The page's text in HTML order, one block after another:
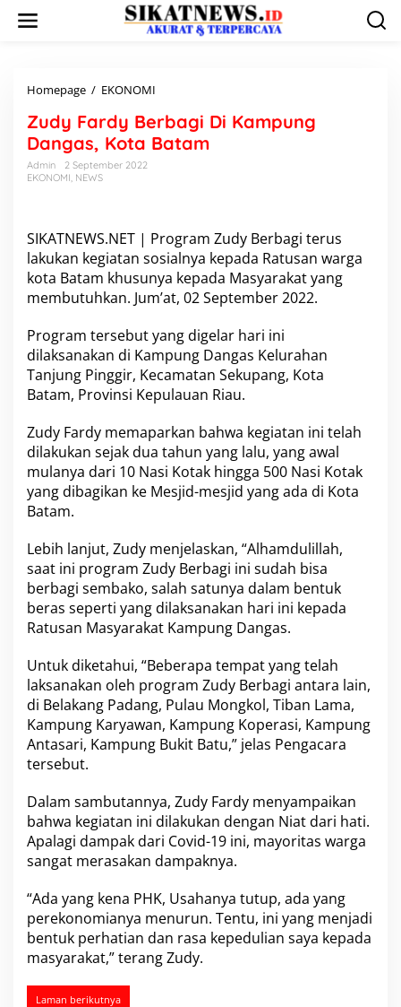
Homepage / EKONOMI
d
y
F
B
r
b
a
i
D
i
K
a
p
n
g
D
a
s
,
K
o
t
B
a
t
a
m
Zudy Fardy Berbagi Di Kampung
Dangas, Kota Batam
Admin
2 September 2022
EKONOMI, NEWS
SIKATNEWS.NET | Program Zudy Berbagi terus
lakukan kegiatan sosialnya kepada Ratusan warga
kota Batam khusunya kepada Masyarakat yang
membutuhkan. Jum’at, 02 September 2022.
Program tersebut yang digelar hari ini
dilaksanakan di Kampung Dangas Kelurahan
Tanjung Pinggir, Kecamatan Sekupang, Kota
Batam, Provinsi Kepulauan Riau.
Zudy Fardy memaparkan bahwa kegiatan ini telah
dilakukan sejak dua tahun yang lalu, yang awal
mulanya dari 10 Nasi Kotak hingga 500 Nasi Kotak
yang dibagikan ke Mesjid-mesjid yang ada di Kota
Batam.
Lebih lanjut, Zudy menjelaskan, “Alhamdulillah,
saat ini program Zudy Berbagi ini sudah bisa
berbagi sembako, salah satunya dalam bentuk
beras seperti yang dilaksanakan hari ini kepada
Ratusan Masyarakat Kampung Dangas.
Untuk diketahui, “Beberapa tempat yang telah
laksanakan oleh program Zudy Berbagi antara lain,
di Belakang Padang, Pulau Mongkol, Tiban Lama,
Kampung Karyawan, Kampung Koperasi, Kampung
Antasari, Kampung Bukit Batu,” jelas Pengacara
tersebut.
Dalam sambutannya, Zudy Fardy menyampaikan
bahwa kegiatan ini dilakukan dengan Niat dari hati.
Apalagi dampak dari Covid-19 ini, mayoritas warga
sangat merasakan dampaknya.
“Ada yang kena PHK, Usahanya tutup, ada yang
perekonomianya menurun. Tentu, ini yang menjadi
bentuk perhatian dan rasa kepedulian saya kepada
masyarakat,” terang Zudy.
Laman berikutnya